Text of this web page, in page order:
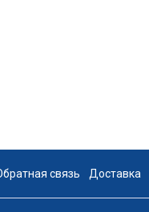
связь Доставка